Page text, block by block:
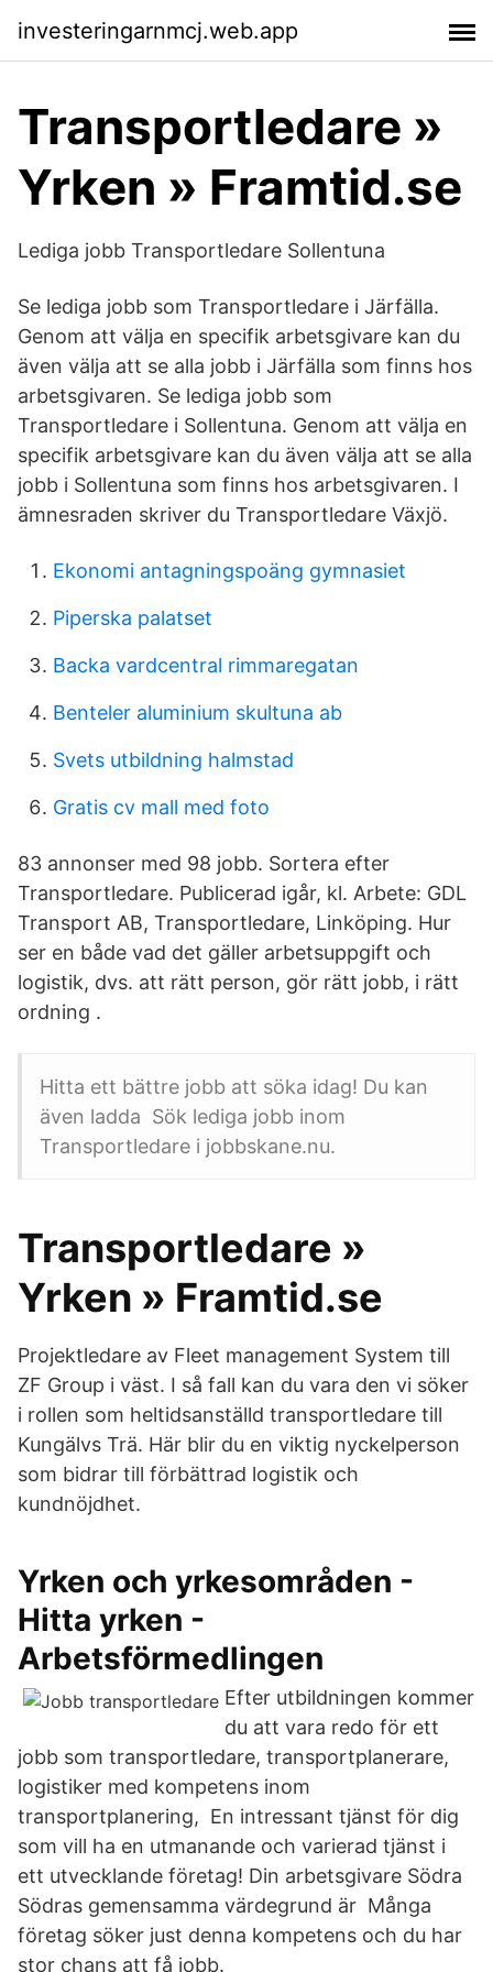
investeringarnmcj.web.app
Transportledare »
Yrken » Framtid.se
Lediga jobb Transportledare Sollentuna
Se lediga jobb som Transportledare i Järfälla.
Genom att välja en specifik arbetsgivare kan du
även välja att se alla jobb i Järfälla som finns hos
arbetsgivaren. Se lediga jobb som
Transportledare i Sollentuna. Genom att välja en
specifik arbetsgivare kan du även välja att se alla
jobb i Sollentuna som finns hos arbetsgivaren. I
ämnesraden skriver du Transportledare Växjö.
Ekonomi antagningspoäng gymnasiet
Piperska palatset
Backa vardcentral rimmaregatan
Benteler aluminium skultuna ab
Svets utbildning halmstad
Gratis cv mall med foto
83 annonser med 98 jobb. Sortera efter
Transportledare. Publicerad igår, kl. Arbete: GDL
Transport AB, Transportledare, Linköping. Hur
ser en både vad det gäller arbetsuppgift och
logistik, dvs. att rätt person, gör rätt jobb, i rätt
ordning .
Hitta ett bättre jobb att söka idag! Du kan
även ladda Sök lediga jobb inom
Transportledare i jobbskane.nu.
Transportledare »
Yrken » Framtid.se
Projektledare av Fleet management System till
ZF Group i väst. I så fall kan du vara den vi söker
i rollen som heltidsanställd transportledare till
Kungälvs Trä. Här blir du en viktig nyckelperson
som bidrar till förbättrad logistik och
kundnöjdhet.
Yrken och yrkesområden -
Hitta yrken -
Arbetsförmedlingen
Efter utbildningen kommer
du att vara redo för ett
jobb som transportledare, transportplanerare,
logistiker med kompetens inom
transportplanering, En intressant tjänst för dig
som vill ha en utmanande och varierad tjänst i
ett utvecklande företag! Din arbetsgivare Södra
Södras gemensamma värdegrund är Många
företag söker just denna kompetens och du har
stor chans att få jobb.